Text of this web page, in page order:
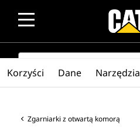
SEARCH
Zgarniarki z otwartą komorą
Korzyści Dane Narzędzia